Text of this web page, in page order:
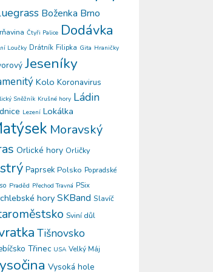
Boženka Brno
Čtyři Palice Dodávka
Loučky Drátník Filipka Gita Hraničky
Jeseníky
Kolo Koronavirus
Sněžník Krušné hory Ládin
Lezení Lokálka
Moravský
Orlické hory Orličky
Paprsek Polsko Popradské
Praděd Přechod Travná PSix
horySKBand Slavíč
Sviní důl
Tišnovsko
Třinec USA Velký Máj
Vysoká hole